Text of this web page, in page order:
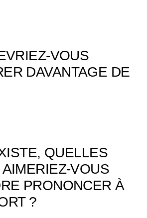
VOUS
DAVANTAGE DE
QUELLES
VOUS
PRONONCER À
?